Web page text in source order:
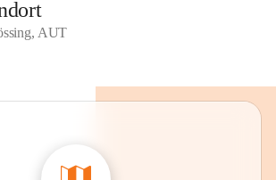
AUT